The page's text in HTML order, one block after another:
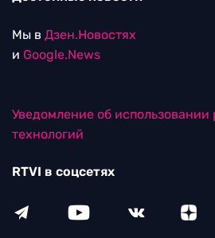
Мы в Дзен.Новостях
и Google.News
Уведомление об
технологий
RTVI в соцсетях